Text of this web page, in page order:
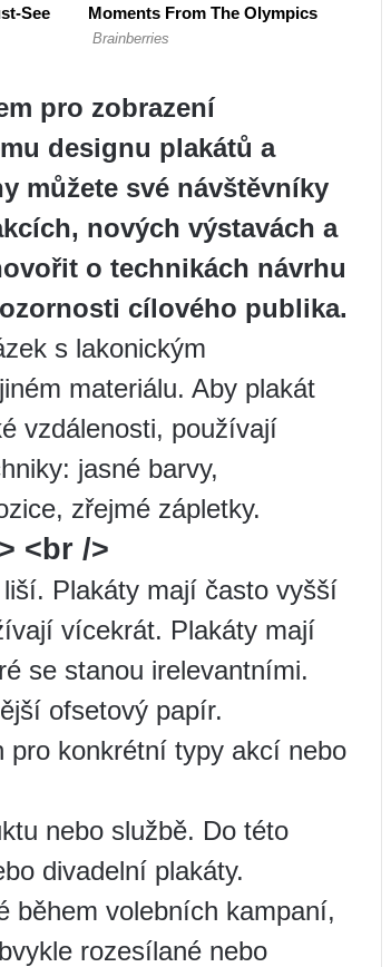
pro zobrazení
designu plakátů a
můžete své návštěvníky
nových výstavách a
o technikách návrhu
cílového publika.
s lakonickým
materiálu. Aby plakát
vzdálenosti, používají
jasné barvy,
zřejmé zápletky.
<br />
Plakáty mají často vyšší
vícekrát. Plakáty mají
se stanou irelevantními.
ofsetový papír.
pro konkrétní typy akcí nebo
nebo službě. Do této
divadelní plakáty.
během volebních kampaní,
rozesílané nebo